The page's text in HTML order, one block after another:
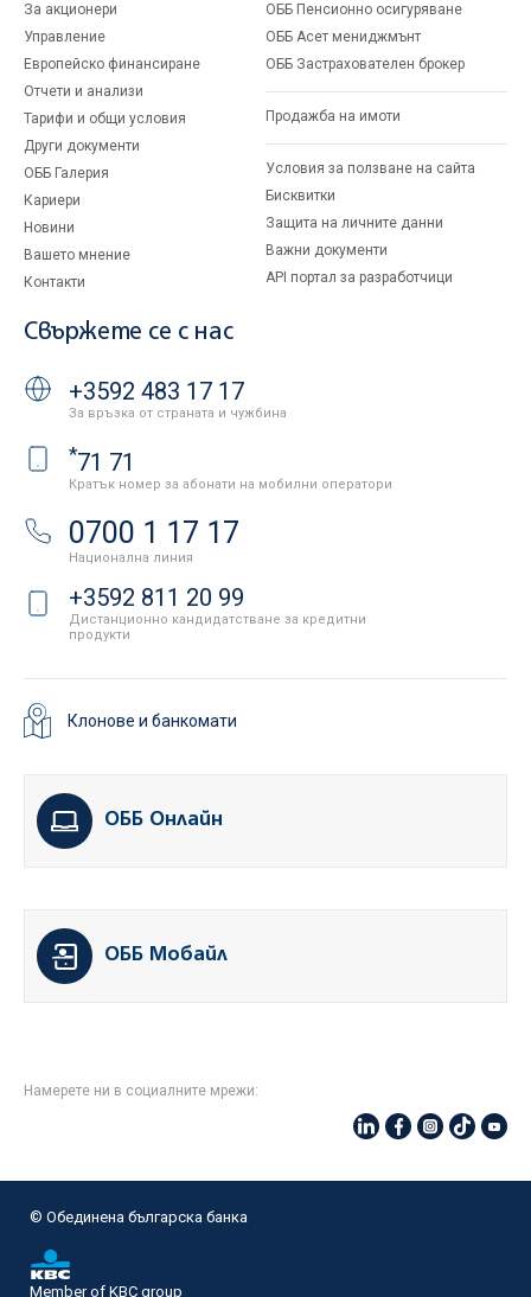
За акционери
Управление
Европейско финансиране
Отчети и анализи
Тарифи и общи условия
Други документи
ОББ Галерия
Кариери
Новини
Вашето мнение
Контакти
ОББ Пенсионно осигуряване
ОББ Асет мениджмънт
ОББ Застрахователен брокер
Продажба на имоти
Условия за ползване на сайта
Бисквитки
Защита на личните данни
Важни документи
API портал за разработчици
Свържете се с нас
+3592 483 17 17
За връзка от страната и чужбина
*71 71
Кратък номер за абонати на мобилни оператори
0700 1 17 17
Национална линия
+3592 811 20 99
Дистанционно кандидатстване за кредитни
продукти
Клонове и банкомати
ОББ Онлайн
ОББ Мобайл
Намерете ни в социалните мрежи:
© Oбединена българска банка
Member of KBC group